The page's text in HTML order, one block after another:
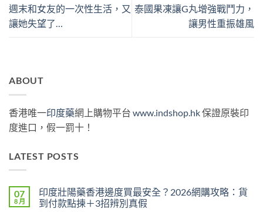
週末和女友的一次性生活，又
讓她失望了…
泰國果凍讓G丸增強戰鬥力，
讓男性重振雄風
ABOUT
香港唯一印度藥網上購物平台 www.indshop.hk保證原裝印
度進口，假一罰十！
LATEST POSTS
07
8 月
印度壯陽藥香港邊度買最安全？2026網購攻略：貨
到付款點揀＋3招辨別真假